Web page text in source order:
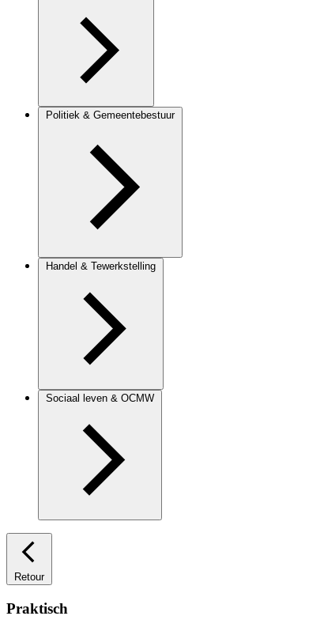
Politiek & Gemeentebestuur
Handel & Tewerkstelling
Sociaal leven & OCMW
Retour
Praktisch